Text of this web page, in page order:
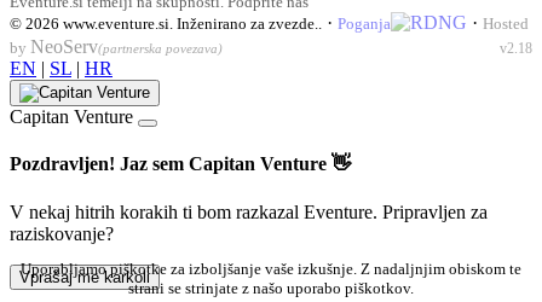
© 2026 www.eventure.si Inženirano za zvezde. · Poganja · Hosted
by NeoServ(partnerska povezava) v2.18
EN | SL | HR
Capitan Venture
Pozdravljen! Jaz sem Capitan Venture 👋
V nekaj hitrih korakih ti bom razkazal Eventure. Pripravljen za
raziskovanje?
Vprašaj me karkoli
Uporabljamo piškotke za izboljšanje vaše izkušnje. Z nadaljnjim obiskom te
strani se strinjate z našo uporabo piškotkov.